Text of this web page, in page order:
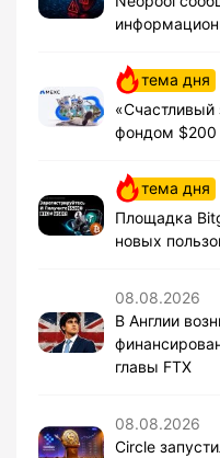
тема дня
«Счастливый
фондом $200
тема дня
Площадка
новых
08.08.2026
В Англии
главы FTX
08.08.2026
Circle